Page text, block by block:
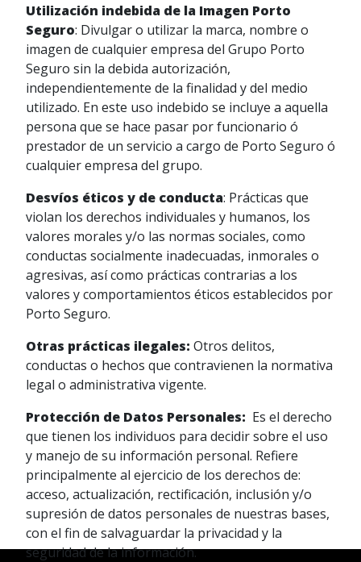
Utilización indebida de la Imagen Porto
Seguro: Divulgar o utilizar la marca, nombre o
imagen de cualquier empresa del Grupo Porto
Seguro sin la debida autorización,
independientemente de la finalidad y del medio
utilizado. En este uso indebido se incluye a aquella
persona que se hace pasar por funcionario ó
prestador de un servicio a cargo de Porto Seguro ó
cualquier empresa del grupo.
Desvíos éticos y de conducta: Prácticas que
violan los derechos individuales y humanos, los
valores morales y/o las normas sociales, como
conductas socialmente inadecuadas, inmorales o
agresivas, así como prácticas contrarias a los
valores y comportamientos éticos establecidos por
Porto Seguro.
Otras prácticas ilegales: Otros delitos,
conductas o hechos que contravienen la normativa
legal o administrativa vigente.
Protección de Datos Personales: Es el derecho
que tienen los individuos para decidir sobre el uso
y manejo de su información personal. Refiere
principalmente al ejercicio de los derechos de:
acceso, actualización, rectificación, inclusión y/o
supresión de datos personales de nuestras bases,
con el fin de salvaguardar la privacidad y la
seguridad de la información.